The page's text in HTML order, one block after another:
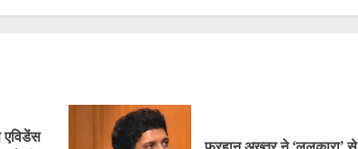
एविडेंस